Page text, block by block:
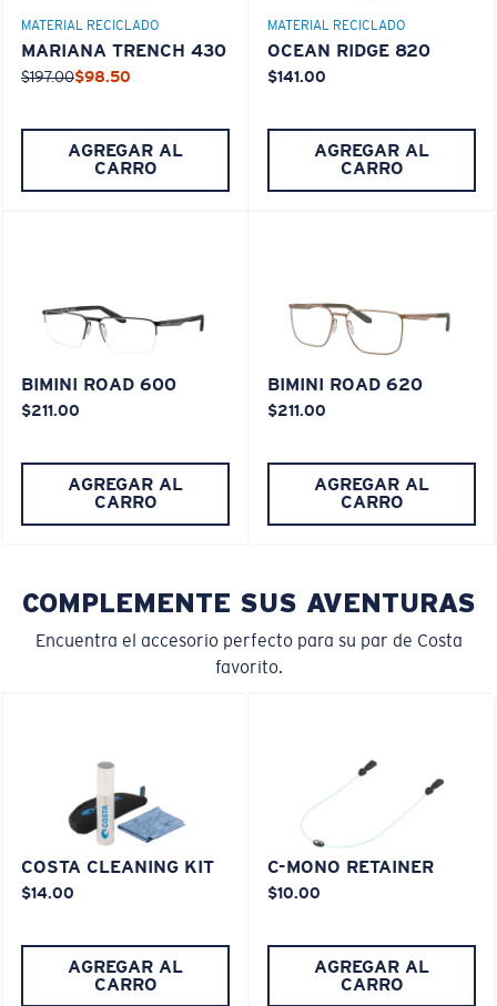
M L
Es posible que necesite una montura medianao
¿Se ajusta en las dos últimas posiciones?
Es posible que necesite una monturaXL.
MATERIAL RECICLADO
MARIANA TRENCH 430
$197.00$98.50
AGREGAR AL
CARRO
MATERIAL RECICLADO
OCEAN RIDGE 820
$141.00
AGREGAR AL
CARRO
BIMINI ROAD 600
$211.00
AGREGAR AL
CARRO
BIMINI ROAD 620
$211.00
AGREGAR AL
CARRO
COMPLEMENTE SUS AVENTURAS
Encuentra el accesorio perfecto para su par de Costa
favorito.
COSTA CLEANING KIT
$14.00
AGREGAR AL
CARRO
C-MONO RETAINER
$10.00
AGREGAR AL
CARRO